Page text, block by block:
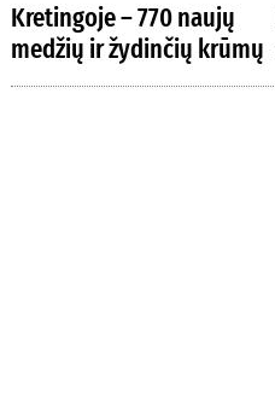
Kretingoje – 770 naujų
medžių ir žydinčių krūmų